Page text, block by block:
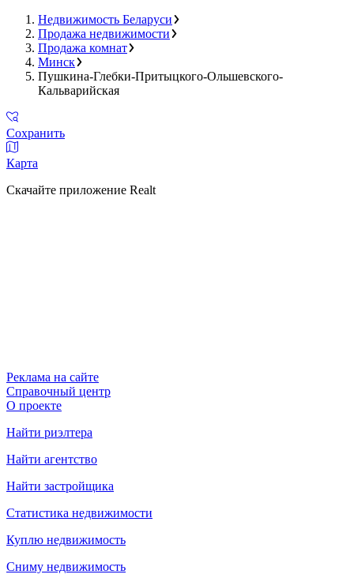
Недвижимость Беларуси
Продажа недвижимости
Продажа комнат
Минск
Пушкина-Глебки-Притыцкого-Ольшевского-
Кальварийская
Сохранить
Карта
Скачайте приложение Realt
Реклама на сайте
Справочный центр
О проекте
Найти риэлтера
Найти агентство
Найти застройщика
Статистика недвижимости
Куплю недвижимость
Сниму недвижимость